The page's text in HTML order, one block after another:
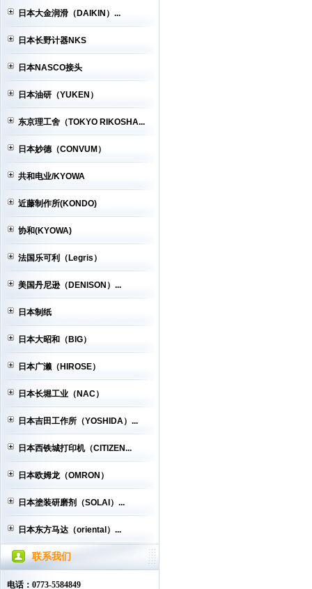
日本大金润滑（DAIKIN）...
日本长野计器NKS
日本NASCO接头
日本油研（YUKEN）
东京理工舍（TOKYO RIKOSHA...
日本妙德（CONVUM）
共和电业/KYOWA
近藤制作所(KONDO)
协和(KYOWA)
法国乐可利（Legris）
美国丹尼逊（DENISON）...
日本制纸
日本大昭和（BIG）
日本广濑（HIROSE）
日本长堀工业（NAC）
日本吉田工作所（YOSHIDA）...
日本西铁城打印机（CITIZEN...
日本欧姆龙（OMRON）
日本塗装研磨剂（SOLAI）...
日本东方马达（oriental）...
联系我们
电话：0773-5584849